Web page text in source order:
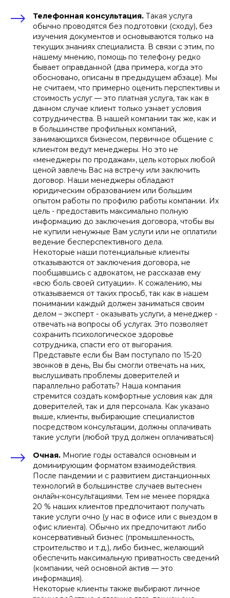
Телефонная консультация. Такая услуга
обычно проводятся без подготовки (сходу), без
изучения документов и основываются только на
текущих знаниях специалиста. В связи с этим, по
нашему мнению, помощь по телефону редко
бывает оправданной (два примера, когда это
обосновано, описаны в предыдущем абзаце). Мы
не считаем, что примерно оценить перспективы и
стоимость услуг — это платная услуга, так как в
данном случае клиент только узнает условия
сотрудничества. В нашей компании так же, как и
в большинстве профильных компаний,
занимающихся бизнесом, первичное общение с
клиентом ведут менеджеры. Но это не
«менеджеры по продажам», цель которых любой
ценой завлечь Вас на встречу или заключить
договор. Наши менеджеры обладают
юридическим образованием или большим
опытом работы по профилю работы компании. Их
цель - предоставить максимально полную
информацию до заключения договора, чтобы вы
не купили ненужные Вам услуги или не оплатили
ведение бесперспективного дела.
Некоторые наши потенциальные клиенты
отказываются от заключения договора, не
пообщавшись с адвокатом, не рассказав ему
«всю боль своей ситуации». К сожалению, мы
отказываемся от таких просьб, так как в нашем
понимании каждый должен заниматься своим
делом – эксперт - оказывать услуги, а менеджер -
отвечать на вопросы об услугах. Это позволяет
сохранить психологическое здоровье
сотрудника, спасти его от выгорания.
Представьте если бы Вам поступало по 15-20
звонков в день, Вы бы смогли отвечать на них,
выслушивать проблемы доверителей и
параллельно работать? Наша компания
стремится создать комфортные условия как для
доверителей, так и для персонала. Как указано
выше, клиенты, выбирающие специалистов
посредством консультации, должны оплачивать
такие услуги (любой труд должен оплачиваться)
Очная. Многие годы оставался основным и
доминирующим форматом взаимодействия.
После пандемии и с развитием дистанционных
технологий в большинстве случаев вытеснен
онлайн-консультациями. Тем не менее порядка
20 % наших клиентов предпочитают получать
такие услуги очно (у нас в офисе или с выездом в
офис клиента). Обычно их предпочитают либо
консервативный бизнес (промышленность,
строительство и т.д.), либо бизнес, желающий
обеспечить максимальную приватность сведений
(компании, чей основной актив — это
информация).
Некоторые клиенты также выбирают личное